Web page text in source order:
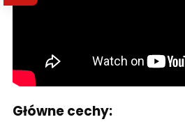
Główne cechy: